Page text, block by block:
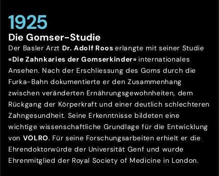
1925
Die Gomser-Studie
Der Basler Arzt Dr. Adolf Rooserlangte mit seiner Studie
«Die Zahnkaries der Gomserkinder» internationales
Ansehen. Nach der Erschliessung des Goms durch die
Furka-Bahn dokumentierte er den Zusammenhang
zwischen veränderten Ernährungsgewohnheiten, dem
Rückgang der Körperkraft und einer deutlich schlechteren
Zahngesundheit. Seine Erkenntnisse bildeten eine
wichtige wissenschaftliche Grundlage für die Entwicklung
von VOLRO. Für seine Forschungsarbeiten erhielt er die
Ehrendoktorwürde der Universität Genf und wurde
Ehrenmitglied der Royal Society of Medicine in London.